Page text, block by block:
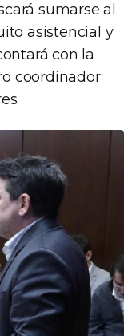
sumarse al
asistencial y
con la
coordinador